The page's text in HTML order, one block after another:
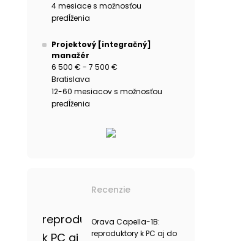
4 mesiace s možnosťou
predĺženia
Projektový [integračný]
manažér
6 500 € - 7 500 €
Bratislava
12-60 mesiacov s možnosťou
predĺženia
Recenzie
Orava Capella-1B:
reproduktory k PC aj do